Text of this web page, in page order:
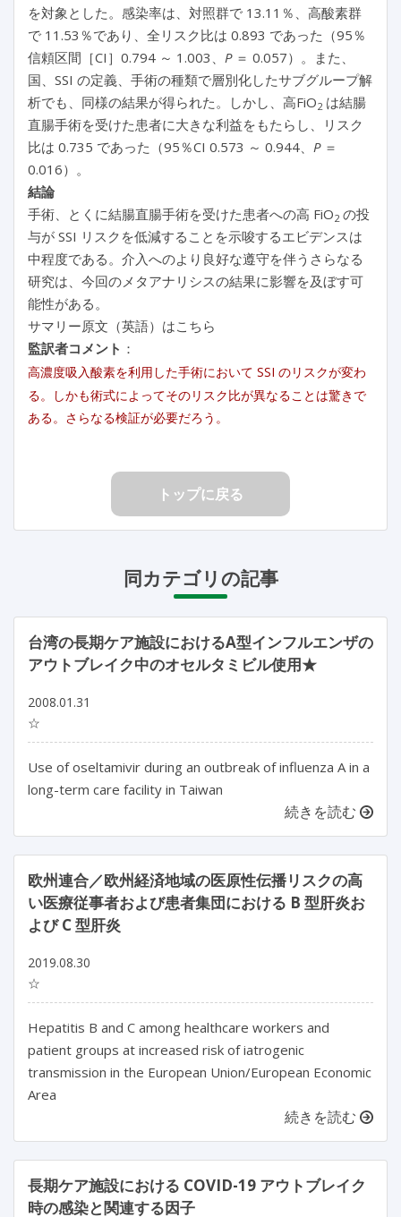
を対象とした。感染率は、対照群で 13.11％、高酸素群
で 11.53％であり、全リスク比は 0.893 であった（95％
信頼区間［CI］0.794 ～ 1.003、 P＝ 0.057）。また、
国、SSI の定義、手術の種類で層別化したサブグループ解
析でも、同様の結果が得られた。しかし、高FiO2 は結腸
直腸手術を受けた患者に大きな利益をもたらし、リスク
比は 0.735 であった（95％CI 0.573 ～ 0.944、 P＝
0.016）。
結論
手術、とくに結腸直腸手術を受けた患者への高 FiO2 の投
与が SSI リスクを低減することを示唆するエビデンスは
中程度である。介入へのより良好な遵守を伴うさらなる
研究は、今回のメタアナリシスの結果に影響を及ぼす可
能性がある。
サマリー原文（英語）はこちら
監訳者コメント ：
高濃度吸入酸素を利用した手術において SSI のリスクが変わ
る。しかも術式によってそのリスク比が異なることは驚きで
ある。さらなる検証が必要だろう。
トップに戻る
同カテゴリの記事
台湾の長期ケア施設におけるA型インフルエンザの
アウトブレイク中のオセルタミビル使用★
2008.01.31
☆
Use of oseltamivir during an outbreak of influenza A in a
long-term care facility in Taiwan
続きを読む
欧州連合／欧州経済地域の医原性伝播リスクの高
い医療従事者および患者集団における B 型肝炎お
よび C 型肝炎
2019.08.30
☆
Hepatitis B and C among healthcare workers and
patient groups at increased risk of iatrogenic
transmission in the European Union/European Economic
Area
続きを読む
長期ケア施設における COVID-19 アウトブレイク
時の感染と関連する因子